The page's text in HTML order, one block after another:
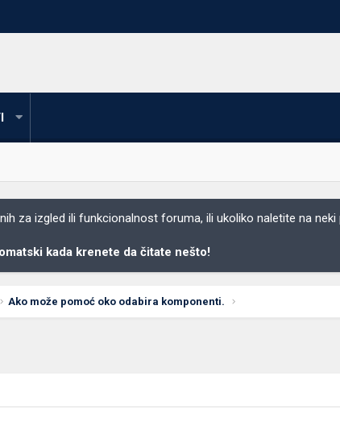
za izgled ili funkcionalnost foruma, ili ukoliko naletite na neki
kada krenete da čitate nešto!
Ako može pomoć oko odabira komponenti.